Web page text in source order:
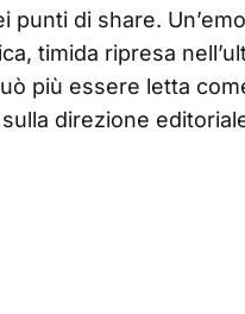
punti di share.
timida ripresa
più essere letta
direzione